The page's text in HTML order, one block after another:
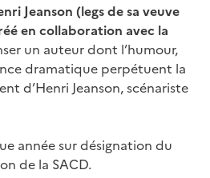
Jeanson (legs de sa veuve
en collaboration avec la
un auteur dont l’humour,
dramatique perpétuent la
d’Henri Jeanson, scénariste
année sur désignation du
de la SACD.